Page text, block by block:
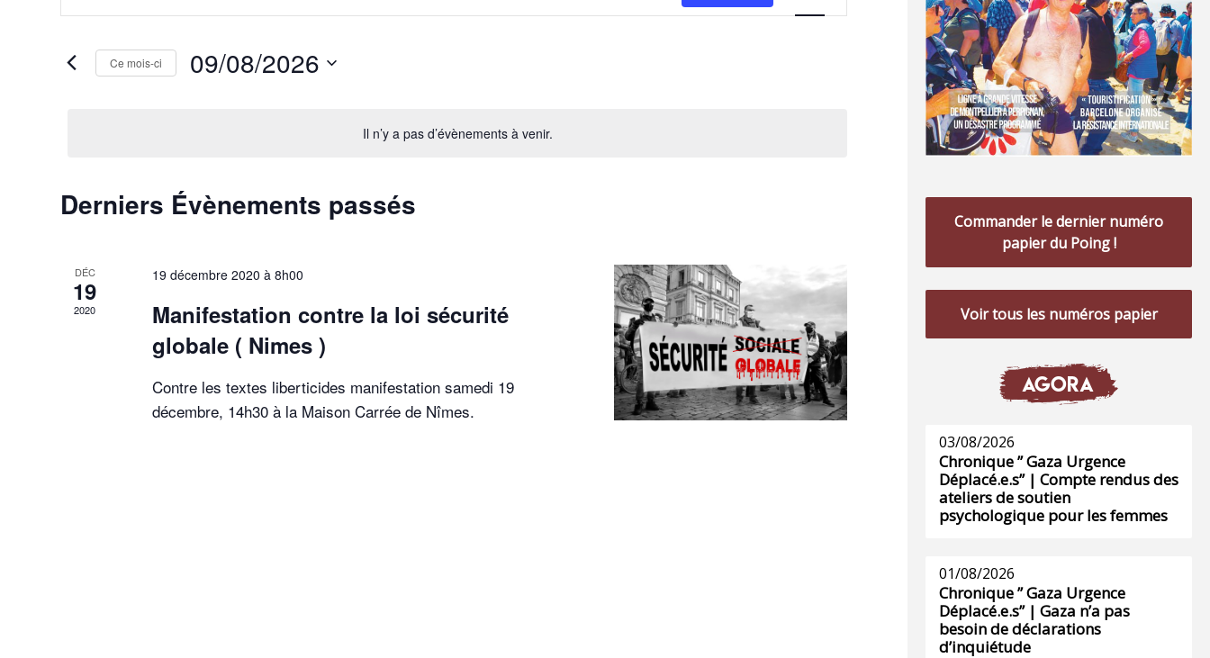
Il n’y a pas d’évènements à venir.
et
navigation
de
Rechercher
Évènements
Évènement
Ce mois-ci 09/08/2026
Calendrier
Évènements
Derniers Évènements passés
DÉC
19
2020
19 décembre 2020 à 8h00
Manifestation contre la loi sécurité
globale ( Nimes )
Contre les textes liberticides manifestation samedi 19
décembre, 14h30 à la Maison Carrée de Nîmes.
Commander le dernier numéro
papier du Poing !
Voir tous les numéros papier
AGORA
03/08/2026
Chronique ” Gaza Urgence
Déplacé.e.s” | Compte rendus des
ateliers de soutien
psychologique pour les femmes
01/08/2026
Chronique ” Gaza Urgence
Déplacé.e.s” | Gaza n’a pas
besoin de déclarations
d’inquiétude